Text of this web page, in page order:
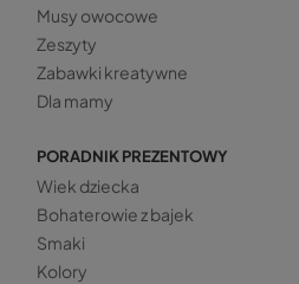
Musy owocowe
Zeszyty
Zabawki kreatywne
Dla mamy
PORADNIK PREZENTOWY
Wiek dziecka
Bohaterowie z bajek
Smaki
Kolory